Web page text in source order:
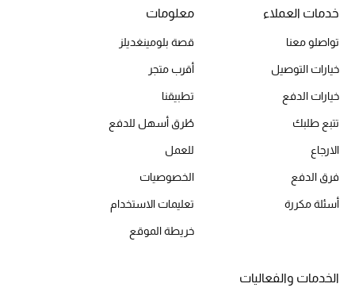
جميع مستحضرات الجمال
الجديد في عالم الجمال
الأكثر مبيعاً
العطور
خدمات العملاء
تواصلو معنا
خيارات التوصيل
خيارات الدفع
تتبع طلبك
الارجاع
فرق الدفع
أسئلة مكررة
معلومات
قصة بلومينغديلز
أقرب متجر
تطبيقنا
طُرق أسهل للدفع
للعمل
الخصوصيات
تعليمات الاستخدام
خريطة الموقع
الخدمات والفعاليات